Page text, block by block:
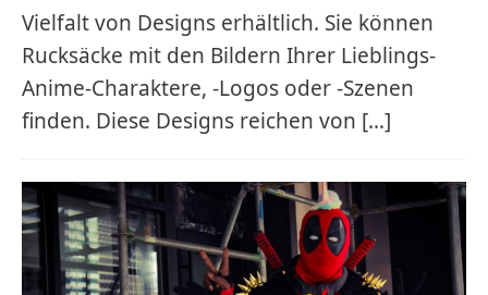
Vielfalt von Designs erhältlich. Sie können
Rucksäcke mit den Bildern Ihrer Lieblings-
Anime-Charaktere, -Logos oder -Szenen
finden. Diese Designs reichen von […]